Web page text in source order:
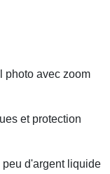
photo avec zoom
et protection
d'argent liquide